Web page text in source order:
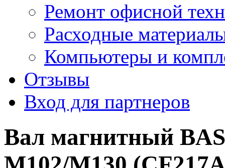
Ремонт офисной
Расходные
Компьютеры и
Отзывы
Вход для партнеров
Вал магнитный